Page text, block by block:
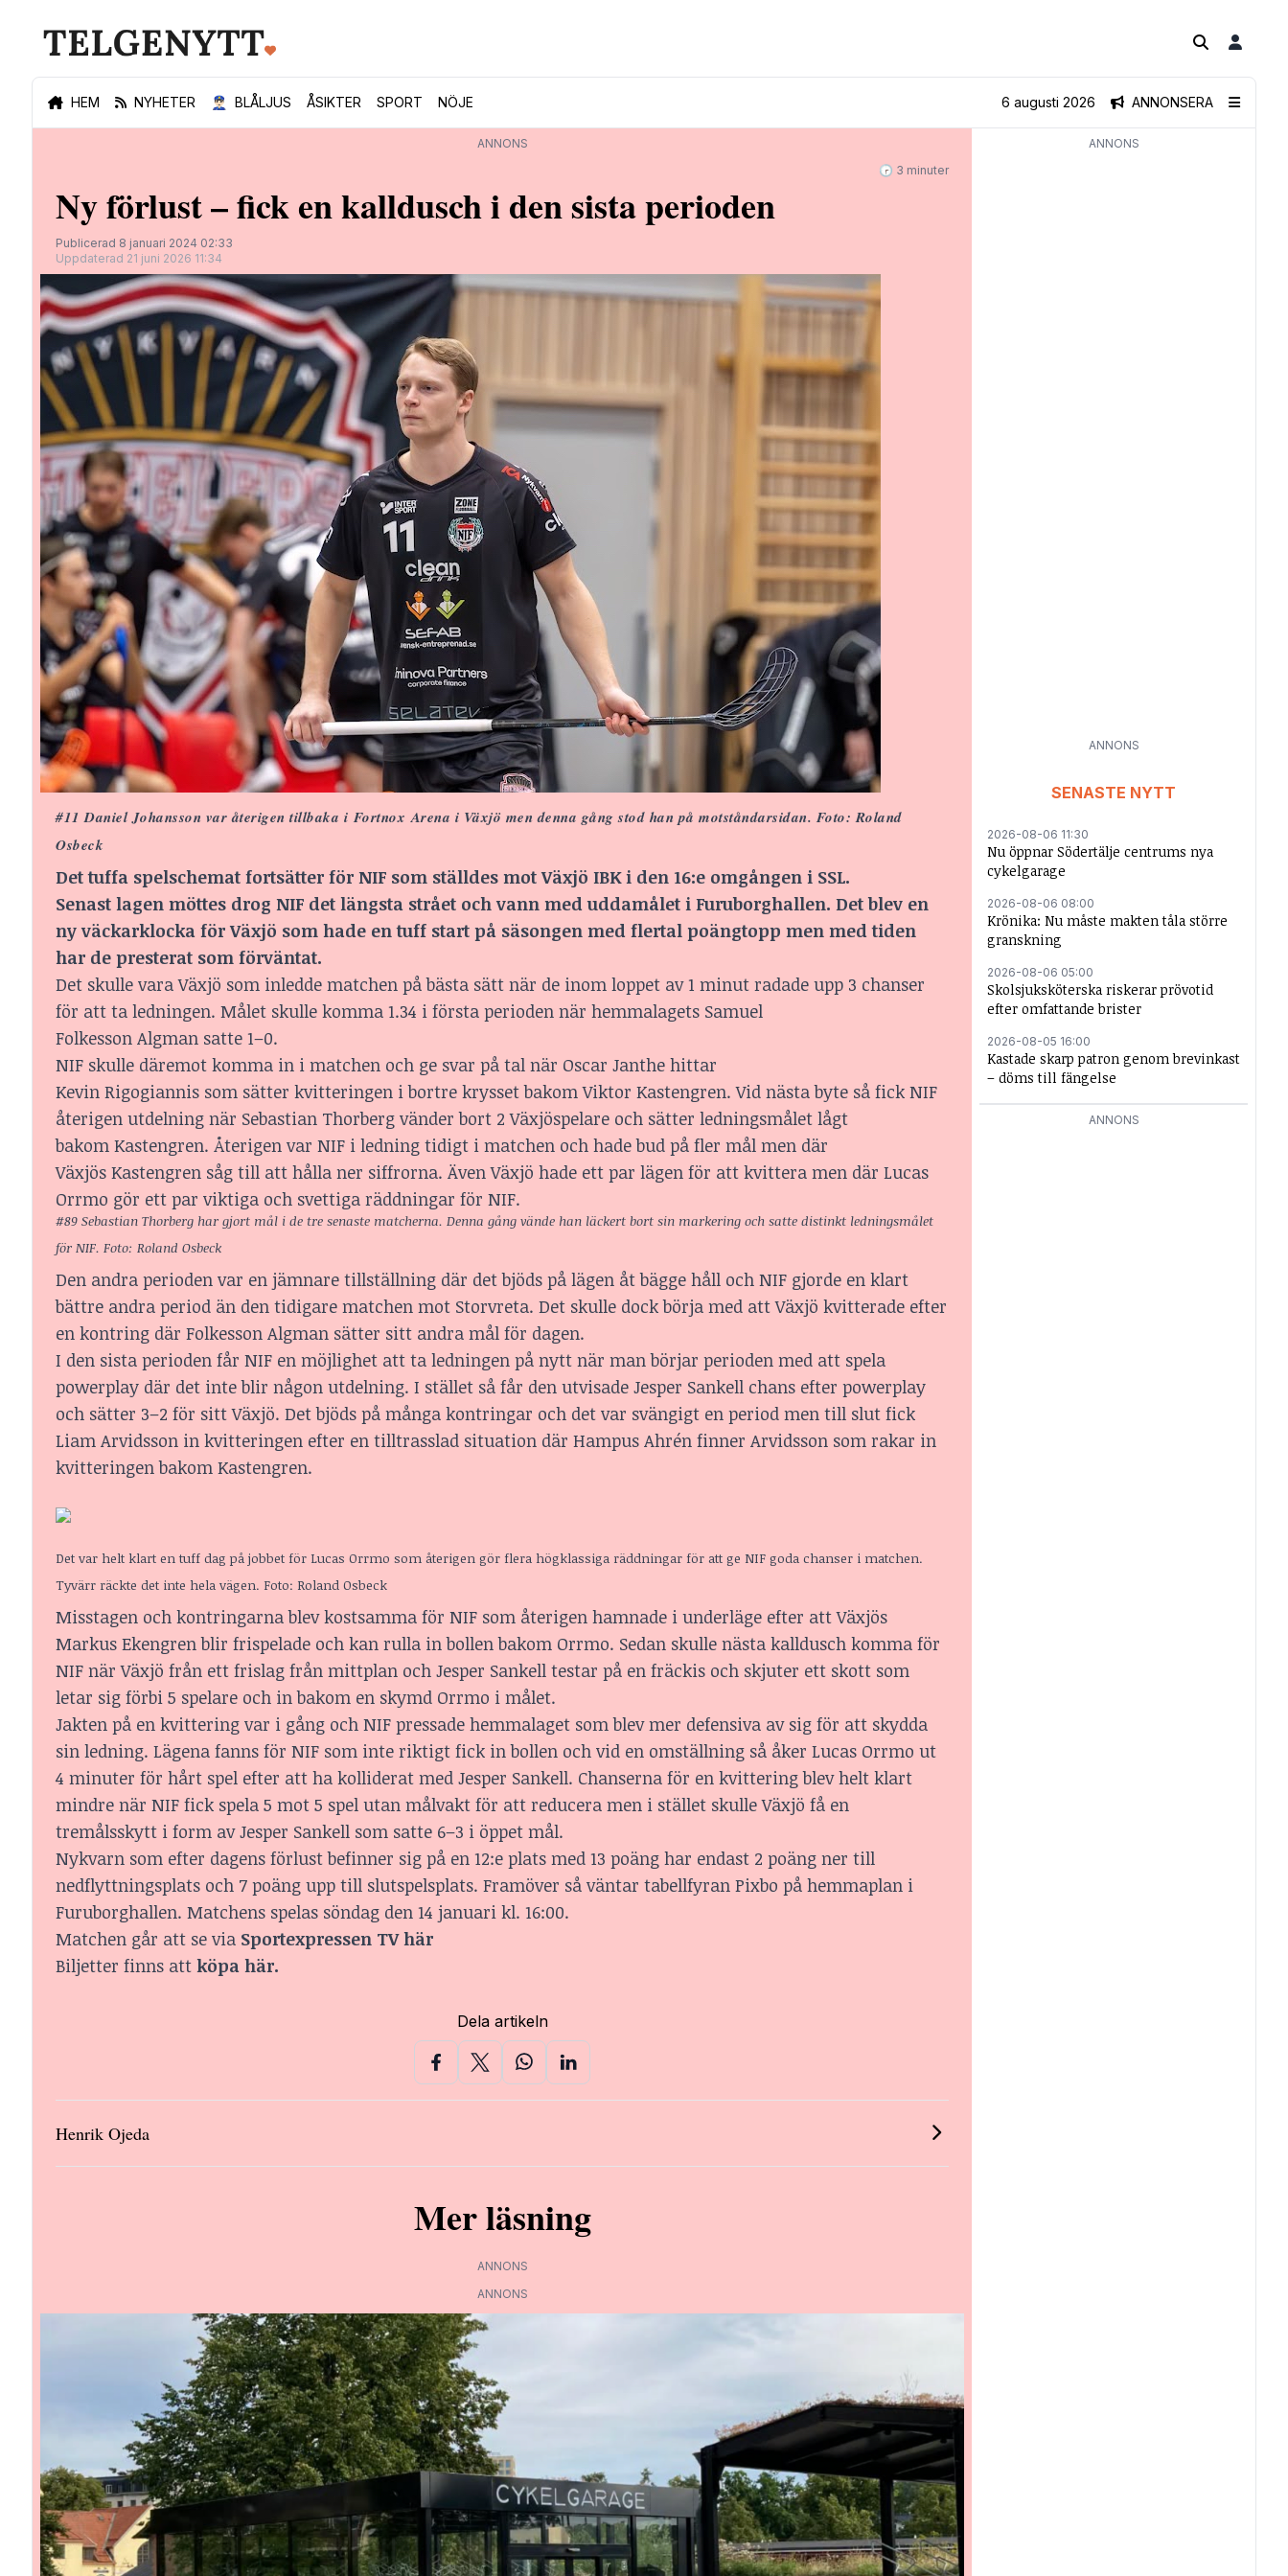
HEM NYHETER 👮🏻‍♂️ BLÅLJUS ÅSIKTER SPORT NÖJE ANNONSERA
6 augusti 2026
ANNONS
🕝 3 minuter
Ny förlust – fick en kalldusch i den sista perioden
Publicerad 8 januari 2024 02:33
Uppdaterad 21 juni 2026 11:34
#11 Daniel Johansson var återigen tillbaka i Fortnox Arena i Växjö men denna gång stod han på motståndarsidan. Foto: Roland
Osbeck
Det tuffa spelschemat fortsätter för NIF som ställdes mot Växjö IBK i den 16:e omgången i SSL.
Senast lagen möttes drog NIF det längsta strået och vann med uddamålet i Furuborghallen. Det blev en
ny väckarklocka för Växjö som hade en tuff start på säsongen med flertal poängtopp men med tiden
har de presterat som förväntat.
Det skulle vara Växjö som inledde matchen på bästa sätt när de inom loppet av 1 minut radade upp 3 chanser
för att ta ledningen. Målet skulle komma 1.34 i första perioden när hemmalagets Samuel
Folkesson Algman satte 1–0.
NIF skulle däremot komma in i matchen och ge svar på tal när Oscar Janthe hittar
Kevin Rigogiannis som sätter kvitteringen i bortre krysset bakom Viktor Kastengren. Vid nästa byte så fick NIF
återigen utdelning när Sebastian Thorberg vänder bort 2 Växjöspelare och sätter ledningsmålet lågt
bakom Kastengren. Återigen var NIF i ledning tidigt i matchen och hade bud på fler mål men där
Växjös Kastengren såg till att hålla ner siffrorna. Även Växjö hade ett par lägen för att kvittera men där Lucas
Orrmo gör ett par viktiga och svettiga räddningar för NIF.
#89 Sebastian Thorberg har gjort mål i de tre senaste matcherna. Denna gång vände han läckert bort sin markering och satte distinkt ledningsmålet
för NIF. Foto: Roland Osbeck
Den andra perioden var en jämnare tillställning där det bjöds på lägen åt bägge håll och NIF gjorde en klart
bättre andra period än den tidigare matchen mot Storvreta. Det skulle dock börja med att Växjö kvitterade efter
en kontring där Folkesson Algman sätter sitt andra mål för dagen.
I den sista perioden får NIF en möjlighet att ta ledningen på nytt när man börjar perioden med att spela
powerplay där det inte blir någon utdelning. I stället så får den utvisade Jesper Sankell chans efter powerplay
och sätter 3–2 för sitt Växjö. Det bjöds på många kontringar och det var svängigt en period men till slut fick
Liam Arvidsson in kvitteringen efter en tilltrasslad situation där Hampus Ahrén finner Arvidsson som rakar in
kvitteringen bakom Kastengren.
Det var helt klart en tuff dag på jobbet för Lucas Orrmo som återigen gör flera högklassiga räddningar för att ge NIF goda chanser i matchen.
Tyvärr räckte det inte hela vägen. Foto: Roland Osbeck
Misstagen och kontringarna blev kostsamma för NIF som återigen hamnade i underläge efter att Växjös
Markus Ekengren blir frispelade och kan rulla in bollen bakom Orrmo. Sedan skulle nästa kalldusch komma för
NIF när Växjö från ett frislag från mittplan och Jesper Sankell testar på en fräckis och skjuter ett skott som
letar sig förbi 5 spelare och in bakom en skymd Orrmo i målet.
Jakten på en kvittering var i gång och NIF pressade hemmalaget som blev mer defensiva av sig för att skydda
sin ledning. Lägena fanns för NIF som inte riktigt fick in bollen och vid en omställning så åker Lucas Orrmo ut
4 minuter för hårt spel efter att ha kolliderat med Jesper Sankell. Chanserna för en kvittering blev helt klart
mindre när NIF fick spela 5 mot 5 spel utan målvakt för att reducera men i stället skulle Växjö få en
tremålsskytt i form av Jesper Sankell som satte 6–3 i öppet mål.
Nykvarn som efter dagens förlust befinner sig på en 12:e plats med 13 poäng har endast 2 poäng ner till
nedflyttningsplats och 7 poäng upp till slutspelsplats. Framöver så väntar tabellfyran Pixbo på hemmaplan i
Furuborghallen. Matchens spelas söndag den 14 januari kl. 16:00.
Matchen går att se via Sportexpressen TV här
Biljetter finns att köpa här.
Dela artikeln
Henrik Ojeda
Mer läsning
ANNONS
ANNONS
ANNONS
ANNONS
SENASTE NYTT
2026-08-06 11:30
Nu öppnar Södertälje centrums nya
cykelgarage
2026-08-06 08:00
Krönika: Nu måste makten tåla större
granskning
2026-08-06 05:00
Skolsjuksköterska riskerar prövotid
efter omfattande brister
2026-08-05 16:00
Kastade skarp patron genom brevinkast
– döms till fängelse
ANNONS